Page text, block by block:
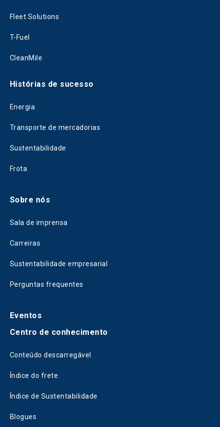
Fleet Solutions
T-Fuel
CleanMile
Histórias de sucesso
Energia
Transporte de mercadorias
Sustentabilidade
Frota
Sobre nós
Sala de imprensa
Carreiras
Sustentabilidade empresarial
Perguntas frequentes
Eventos
Centro de conhecimento
Conteúdo descarregável
Índice do frete
Índice de Sustentabilidade
Blogues